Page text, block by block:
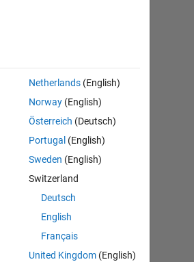
Netherlands (English)
Norway (English)
Österreich (Deutsch)
Portugal (English)
Sweden (English)
Switzerland
Deutsch
English
Français
United Kingdom (English)